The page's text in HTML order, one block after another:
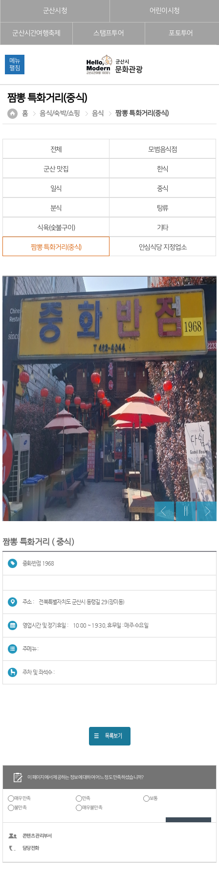
군산시청 어린이시청
군산시간여행축제 스탬프투어 포토투어
메뉴
펼침
짬뽕 특화거리(중식)
홈 음식/숙박/쇼핑 음식 짬뽕 특화거리(중식)
전체 모범음식점
군산 맛집 한식
일식 중식
분식 탕류
식육(숯불구이) 기타
짬뽕 특화거리(중식) 안심식당 지정업소
짬뽕 특화거리 ( 중식)
중화반점 1968
주소 : 전북특별자치도 군산시 동령길 29(장미동)
영업시간 및 정기휴일 : 10:00 ~ 19:30, 휴무일 : 매주 수요일
주메뉴 :
주차 및 좌석수 :
이 페이지에서 제공하는 정보에 대하여 어느 정도 만족하셨습니까?
매우만족 만족
보통
불만족
매우불만족
콘텐츠 관리부서
담당전화